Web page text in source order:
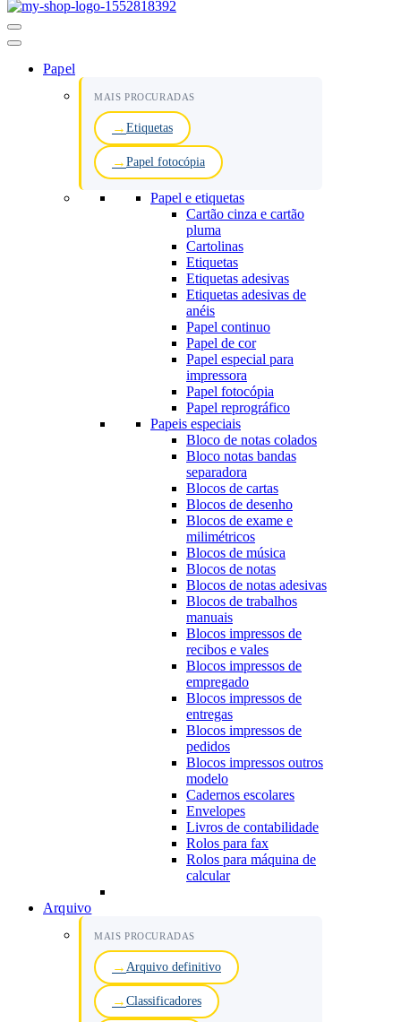
Menu
de
Papel
MAIS PROCURADAS
Etiquetas
Papel fotocópia
Papel e etiquetas
Cartão cinza e cartão
pluma
Cartolinas
Etiquetas
Etiquetas adesivas
Etiquetas adesivas de
anéis
Papel continuo
Papel de cor
Papel especial para
impressora
Papel fotocópia
Papel reprográfico
Papeis especiais
Bloco de notas colados
Bloco notas bandas
separadora
Blocos de cartas
Blocos de desenho
Blocos de exame e
milimétricos
Blocos de música
Blocos de notas
Blocos de notas adesivas
Blocos de trabalhos
manuais
Blocos impressos de
recibos e vales
Blocos impressos de
empregado
Blocos impressos de
entregas
Blocos impressos de
pedidos
Blocos impressos outros
modelo
Cadernos escolares
Envelopes
Livros de contabilidade
Rolos para fax
Rolos para máquina de
calcular
Arquivo
MAIS PROCURADAS
Arquivo definitivo
Classificadores